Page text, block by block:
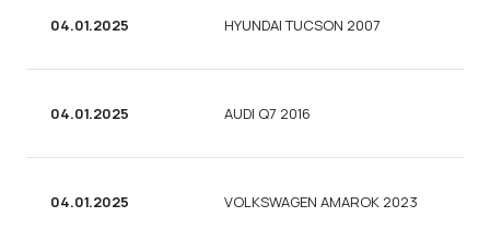
04.01.2025 HYUNDAI TUCSON 2007
04.01.2025 AUDI Q7 2016
04.01.2025 VOLKSWAGEN AMAROK 2023